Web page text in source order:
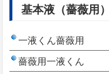
基本液（薔薇用）
一液くん薔薇用
薔薇用一液くん